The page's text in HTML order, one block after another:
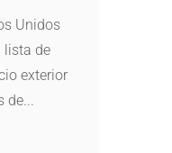
Unidos
lista de
exterior
de...